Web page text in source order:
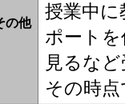
の他
授業中
ポート
見るな
その時